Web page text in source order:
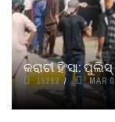
କରାଚୀ ହିଂସା:
15282 MAR